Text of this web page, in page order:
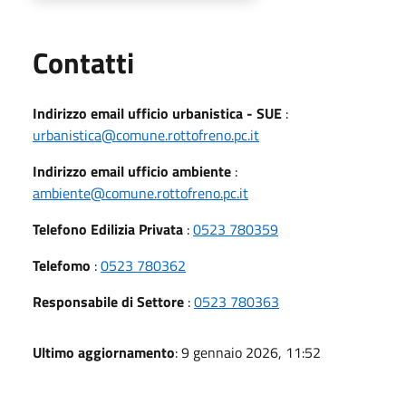
Contatti
Indirizzo email ufficio urbanistica - SUE :
urbanistica@comune.rottofreno.pc.it
Indirizzo email ufficio ambiente :
ambiente@comune.rottofreno.pc.it
Telefono Edilizia Privata :0523 780359
Telefomo :0523 780362
Responsabile di Settore :0523 780363
Ultimo aggiornamento: 9 gennaio 2026, 11:52